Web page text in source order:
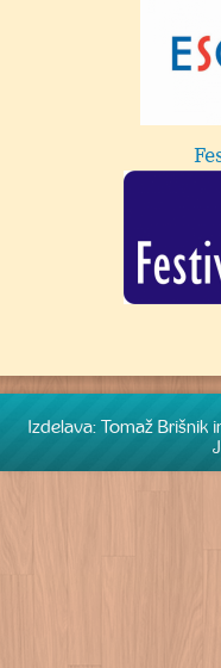
Izdelava: Tomaž